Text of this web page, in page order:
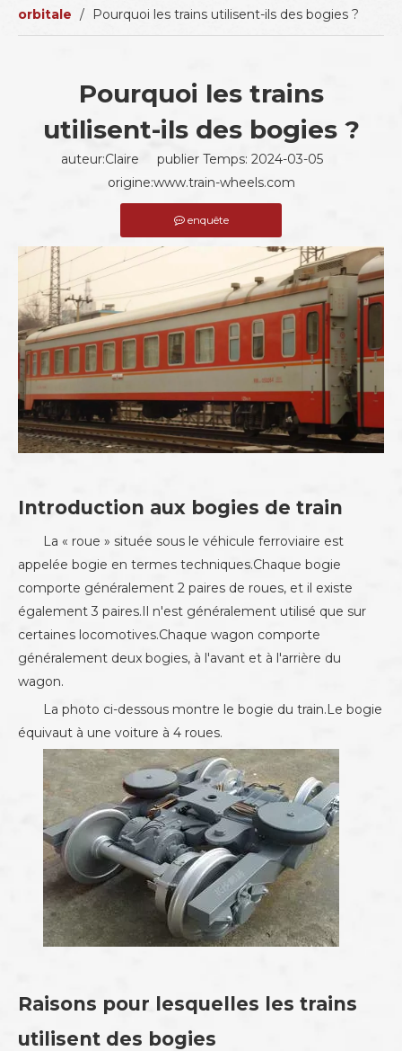
orbitale / Pourquoi les trains utilisent-ils des bogies ?
Pourquoi les trains
utilisent-ils des bogies ?
auteur:Claire publier Temps: 2024-03-05
origine:www.train-wheels.com
enquête
Introduction aux bogies de train
La « roue » située sous le véhicule ferroviaire est
appelée bogie en termes techniques.Chaque bogie
comporte généralement 2 paires de roues, et il existe
également 3 paires.Il n'est généralement utilisé que sur
certaines locomotives.Chaque wagon comporte
généralement deux bogies, à l'avant et à l'arrière du
wagon.
La photo ci-dessous montre le bogie du train.Le bogie
équivaut à une voiture à 4 roues.
Raisons pour lesquelles les trains
utilisent des bogies